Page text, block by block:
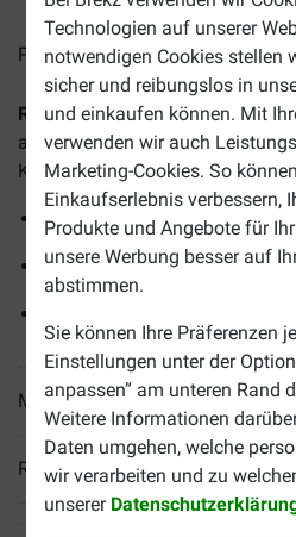
Technologien auf unserer
notwendigen Cookies stellen
sicher und reibungslos in
und einkaufen können. Mit
verwenden wir auch
Marketing-Cookies. So
Einkaufserlebnis verbessern,
Produkte und Angebote für
unsere Werbung besser auf
abstimmen.
Sie können Ihre Präferenzen
Einstellungen unter der
anpassen“ am unteren Rand
Weitere Informationen
Daten umgehen, welche
wir verarbeiten und zu
unserer
Preise inkl. MwSt zzgl.
Royal Canin Sterilised 7+
ausgewogenes, vollwertiges
Katzen ab 7 Jahren.
Hilft bei der Erhaltung eines
Unterstützt die Nieren
Mehr Produktinfos
Reviews